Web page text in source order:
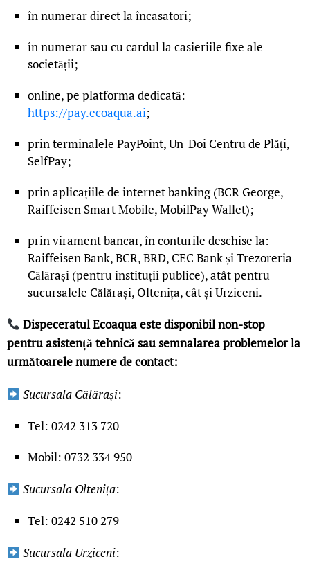
în numerar direct la încasatori;
în numerar sau cu cardul la casieriile fixe ale
societății;
online, pe platforma dedicată:
https://pay.ecoaqua.ai;
prin terminalele PayPoint, Un-Doi Centru de Plăți,
SelfPay;
prin aplicațiile de internet banking (BCR George,
Raiffeisen Smart Mobile, MobilPay Wallet);
prin virament bancar, în conturile deschise la:
Raiffeisen Bank, BCR, BRD, CEC Bank și Trezoreria
Călărași (pentru instituții publice), atât pentru
sucursalele Călărași, Oltenița, cât și Urziceni.
Dispeceratul Ecoaqua este disponibil non-stop
pentru asistență tehnică sau semnalarea problemelor la
următoarele numere de contact:
Sucursala Călărași:
Tel: 0242 313 720
Mobil: 0732 334 950
Sucursala Oltenița:
Tel: 0242 510 279
Sucursala Urziceni: